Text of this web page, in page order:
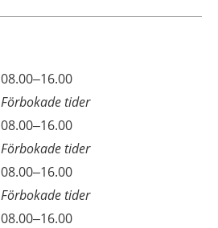
08.00–16.00
Förbokade tider
08.00–16.00
Förbokade tider
08.00–16.00
Förbokade tider
08.00–16.00